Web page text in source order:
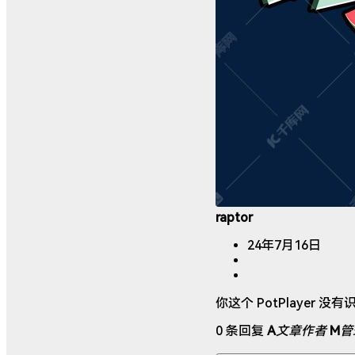
raptor
24年7月16日
你这个 PotPlayer 没有
0 条回复 A文章作者 M